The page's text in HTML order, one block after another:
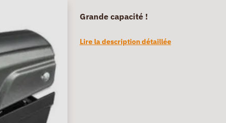
Grande capacité !
Lire la description détaillée